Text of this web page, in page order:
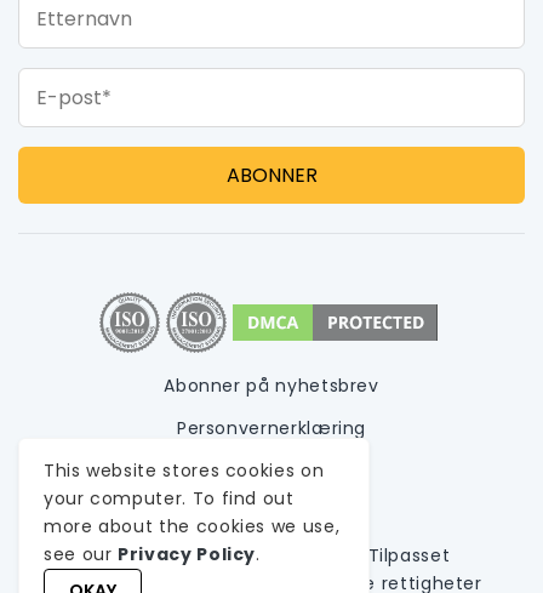
Abonner på nyhetsbrev
Personvernerklæring
Vilkår for bruk
Nettstedkart
© 1999-2026 WeblineIndia,
Tilpasset
programvareutviklingsselskap
. Alle rettigheter
This website stores cookies on
your computer. To find out
more about the cookies we use,
see our Privacy Policy.